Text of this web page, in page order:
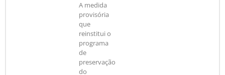
A medida
provisória
que
reinstitui o
programa
de
preservação
do